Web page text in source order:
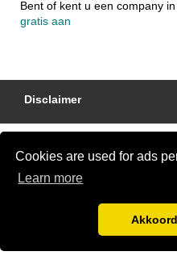
Cookies are used for ads
Learn more
Akkoord
Bent of kent u een company
gratis aan
Disclaimer